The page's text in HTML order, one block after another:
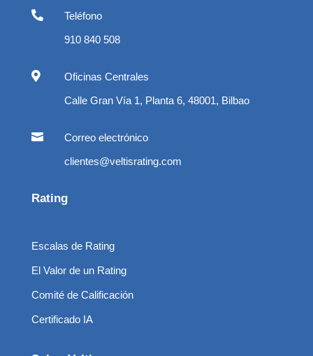

Teléfono
910 840 508

Oficinas Centrales
Calle Gran Vía 1, Planta 6, 48001, Bilbao

Correo electrónico
clientes@veltisrating.com
Rating
Escalas de Rating
El Valor de un Rating
Comité de Calificación
Certificado IA